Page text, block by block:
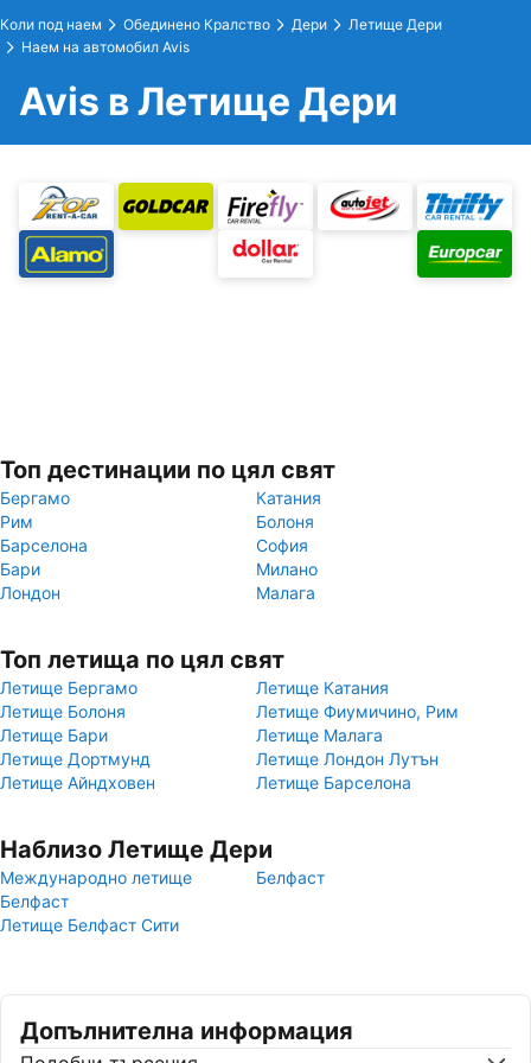
Коли под наем Обединено Кралство Дери
Летище Дери
Наем на автомобил Avis
Avis в Летище Дери
Топ дестинации по цял свят
Бергамо
Катания
Рим
Болоня
Барселона
София
Бари
Милано
Лондон
Малага
Топ летища по цял свят
Летище Бергамо
Летище Катания
Летище Болоня
Летище Фиумичино, Рим
Летище Бари
Летище Малага
Летище Дортмунд
Летище Лондон Лутън
Летище Айндховен
Летище Барселона
Наблизо Летище Дери
Международно летище
Белфаст
Белфаст
Летище Белфаст Сити
Допълнителна информация